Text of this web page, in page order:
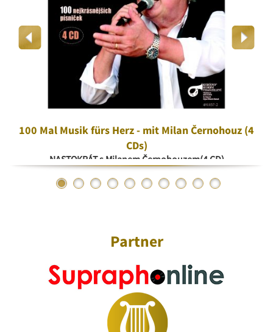
100 Mal Musik fürs Herz - mit Milan Černohouz (4
CDs)
NASTOKRÁT s Milanem Černohouzem(4 CD)
Partner